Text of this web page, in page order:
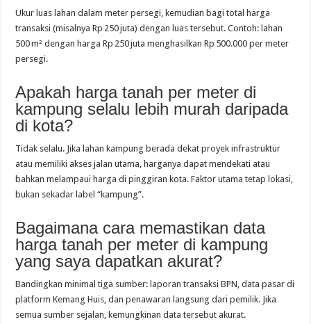
Ukur luas lahan dalam meter persegi, kemudian bagi total harga
transaksi (misalnya Rp 250 juta) dengan luas tersebut. Contoh: lahan
500 m² dengan harga Rp 250 juta menghasilkan Rp 500.000 per meter
persegi.
Apakah harga tanah per meter di
kampung selalu lebih murah daripada
di kota?
Tidak selalu. Jika lahan kampung berada dekat proyek infrastruktur
atau memiliki akses jalan utama, harganya dapat mendekati atau
bahkan melampaui harga di pinggiran kota. Faktor utama tetap lokasi,
bukan sekadar label “kampung”.
Bagaimana cara memastikan data
harga tanah per meter di kampung
yang saya dapatkan akurat?
Bandingkan minimal tiga sumber: laporan transaksi BPN, data pasar di
platform Kemang Huis, dan penawaran langsung dari pemilik. Jika
semua sumber sejalan, kemungkinan data tersebut akurat.